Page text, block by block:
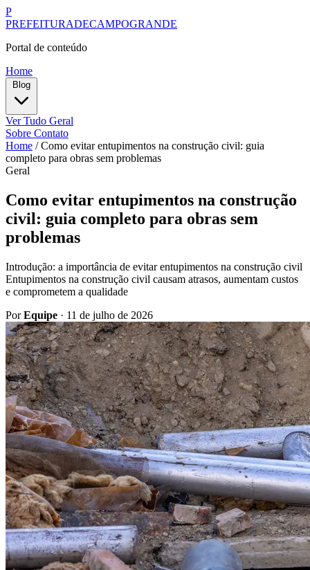
P
PREFEITURADECAMPOGRANDE
Portal de conteúdo
Home
Ver Tudo Geral
Sobre Contato
Home / Como evitar entupimentos na construção civil: guia
completo para obras sem problemas
Geral
Como evitar entupimentos na construção
civil: guia completo para obras sem
problemas
Introdução: a importância de evitar entupimentos na construção civil
Entupimentos na construção civil causam atrasos, aumentam custos
e comprometem a qualidade
PorEquipe · 11 de julho de 2026